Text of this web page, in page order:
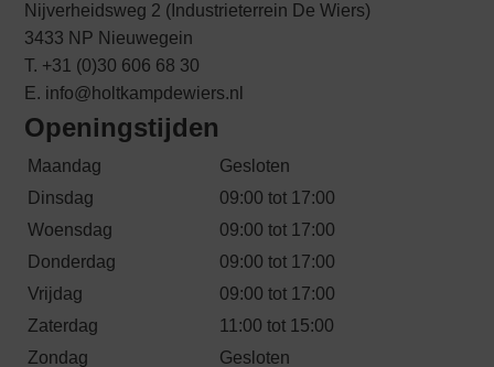
Nijverheidsweg 2 (Industrieterrein De Wiers)
3433 NP Nieuwegein
T. +31 (0)30 606 68 30
E. info@holtkampdewiers.nl
Openingstijden
Maandag
Gesloten
Dinsdag
09:00 tot 17:00
Woensdag
09:00 tot 17:00
Donderdag
09:00 tot 17:00
Vrijdag
09:00 tot 17:00
Zaterdag
11:00 tot 15:00
Zondag
Gesloten